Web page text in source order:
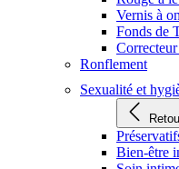
Vernis à
Fonds de
Ronflement
Sexualité et
Bien-être